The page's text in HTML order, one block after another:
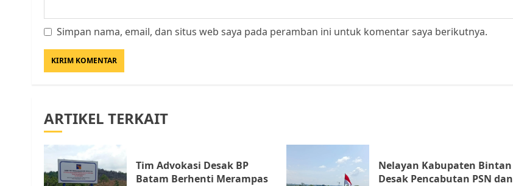
Simpan nama, email, dan situs web saya pada peramban ini untuk komentar saya berikutnya.
ARTIKEL TERKAIT
Tim Advokasi Desak BP
Batam Berhenti Merampas
Nelayan Kabupaten Bintan
Desak Pencabutan PSN dan